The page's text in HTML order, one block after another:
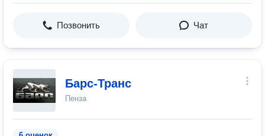
Позвонить Чат
Барс-Транс
Пенза